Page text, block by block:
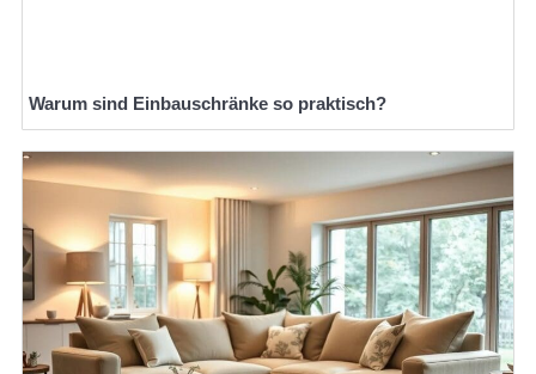
Warum sind Einbauschränke so praktisch?